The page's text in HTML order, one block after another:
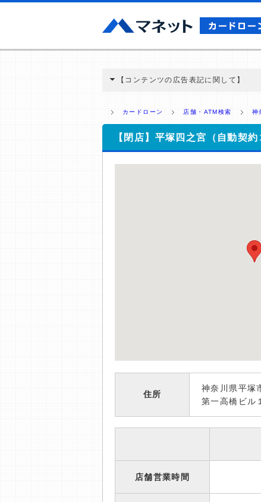
【コンテンツの広告表記に関して】
ミ収集などに基づき、公平性を担保した
>提携企業一覧
カードローン 店舗・ATM検索 神
【閉店】平塚四之宮（自動契約
住所
神奈川県平塚
第一高橋ビル
店舗営業時間